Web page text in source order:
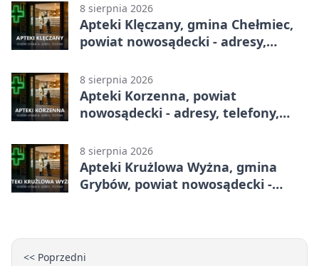
8 sierpnia 2026
Apteki Klęczany, gmina Chełmiec,
powiat nowosądecki - adresy,
8 sierpnia 2026
Apteki Korzenna, powiat
nowosądecki - adresy, telefony,
8 sierpnia 2026
Apteki Krużlowa Wyżna, gmina
Grybów, powiat nowosądecki -
<< Poprzedni